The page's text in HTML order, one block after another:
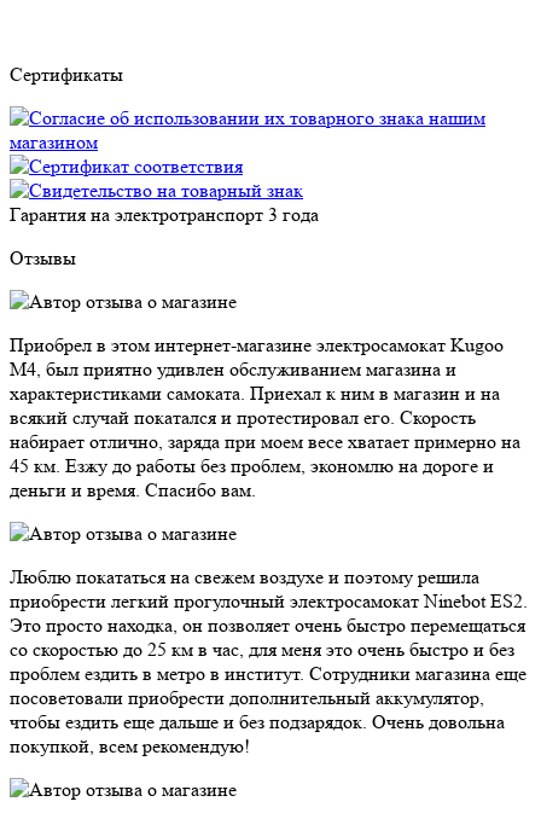
Сертификаты
Гарантия на электротранспорт 3 года
Отзывы
Приобрел в этом интернет-магазине электросамокат Kugoo
M4, был приятно удивлен обслуживанием магазина и
характеристиками самоката. Приехал к ним в магазин и на
всякий случай покатался и протестировал его. Скорость
набирает отлично, заряда при моем весе хватает примерно на
45 км. Езжу до работы без проблем, экономлю на дороге и
деньги и время. Спасибо вам.
Люблю покататься на свежем воздухе и поэтому решила
приобрести легкий прогулочный электросамокат Ninebot ES2.
Это просто находка, он позволяет очень быстро перемещаться
со скоростью до 25 км в час, для меня это очень быстро и без
проблем ездить в метро в институт. Сотрудники магазина еще
посоветовали приобрести дополнительный аккумулятор,
чтобы ездить еще дальше и без подзарядок. Очень довольна
покупкой, всем рекомендую!